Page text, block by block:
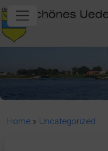
content
Home» Uncategorized